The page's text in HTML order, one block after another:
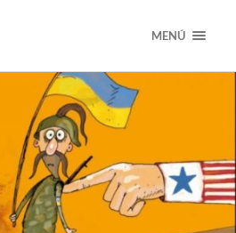
MENÚ